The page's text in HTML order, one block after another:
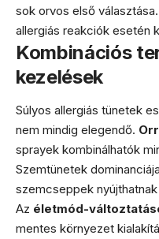
sok orvos első
allergiás reakciók esetén
Kombinációs
kezelések
Súlyos allergiás tünetek
nem mindig elegendő.
sprayek kombinálhatók
Szemtünetek
szemcseppek
Az életmód-
mentes környezet